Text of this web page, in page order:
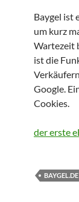
Baygel ist
um kurz
Wartezeit
ist die
Google.
Cookies.
der erste
BAYGEL.DE